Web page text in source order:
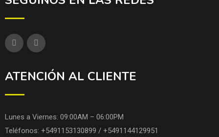
ATENCIÓN AL CLIENTE
Lunes a Viernes: 09:00AM – 06:00PM
Teléfonos: +5491153130899 / +5491144129951